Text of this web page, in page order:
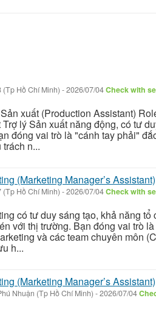
(Tp Hồ Chí Minh) -2026/07/04Check with
xuất (Production Assistant)
lý Sản xuất năng động, có tư
đóng vai trò là "cánh tay phải"
n...
(Marketing Manager’s Assistant)
(Tp Hồ Chí Minh) -2026/07/04Check with
có tư duy sáng tạo, khả năng
với thị trường. Bạn đóng vai trò
và các team chuyên môn
h...
(Marketing Manager’s Assistant)
Nhuận (Tp Hồ Chí Minh) -2026/07/04